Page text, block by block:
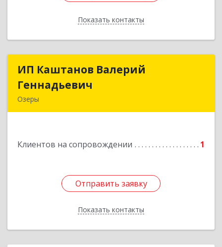
Показать контакты
Назад
ИП Каштанов Валерий
Геннадьевич
Озеры
Клиентов на сопровождении 1
Отправить заявку
Показать контакты
ИП Каштанов Валерий
Подробнее
Отправить заявку
Назад